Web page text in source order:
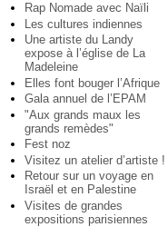
Rap Nomade avec Naïli
Les cultures indiennes
Une artiste du Landy
expose à l’église de La
Madeleine
Elles font bouger l’Afrique
Gala annuel de l’EPAM
"Aux grands maux les
grands remèdes"
Fest noz
Visitez un atelier d’artiste !
Retour sur un voyage en
Israël et en Palestine
Visites de grandes
expositions parisiennes